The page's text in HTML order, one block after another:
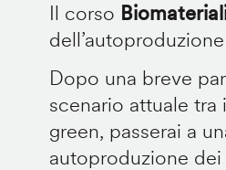
Il corso
Dopo una breve
scenario attuale
green, passerai a
autoproduzione